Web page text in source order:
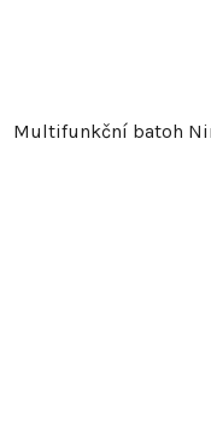
Multifunkční batoh